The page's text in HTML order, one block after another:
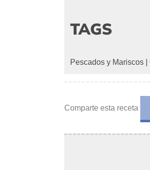
TAGS
Pescados y Mariscos
Comparte esta receta